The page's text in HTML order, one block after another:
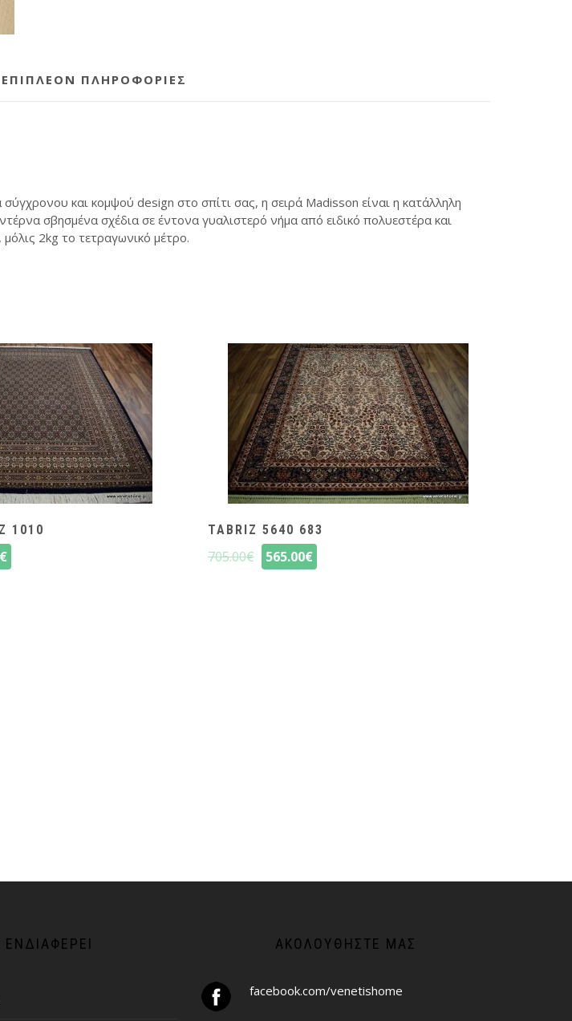
ΕΠΙΠΛΈΟΝ ΠΛΗΡΟΦΟΡΊΕΣ
και κομψού design στο σπίτι σας, η σειρά Madisson είναι η κατάλληλη
σβησμένα σχέδια σε έντονα γυαλιστερό νήμα από ειδικό πολυεστέρα και
2kg το τετραγωνικό μέτρο.
1010 TABRIZ 5640 683
705.00€ 565.00€
ΕΝΔΙΑΦΈΡΕΙ ΑΚΟΛΟΥΘΉΣΤΕ ΜΑΣ
facebook.com/venetishome